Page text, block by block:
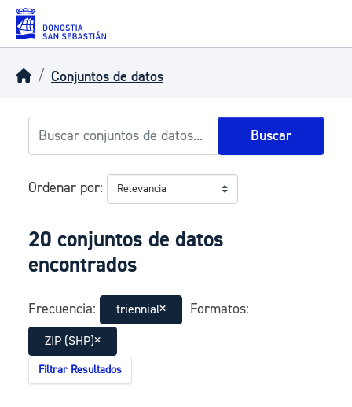
Skip to main content
Conjuntos de datos
Buscar
Ordenar por
20 conjuntos de datos
encontrados
Frecuencia: triennial Formatos:
ZIP (SHP)
Filtrar Resultados